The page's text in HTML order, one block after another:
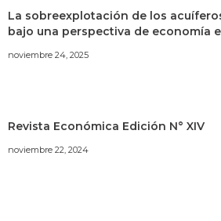
La sobreexplotación de los
bajo una perspectiva de economía
noviembre 24, 2025
Revista Económica Edición N° XIV
noviembre 22, 2024